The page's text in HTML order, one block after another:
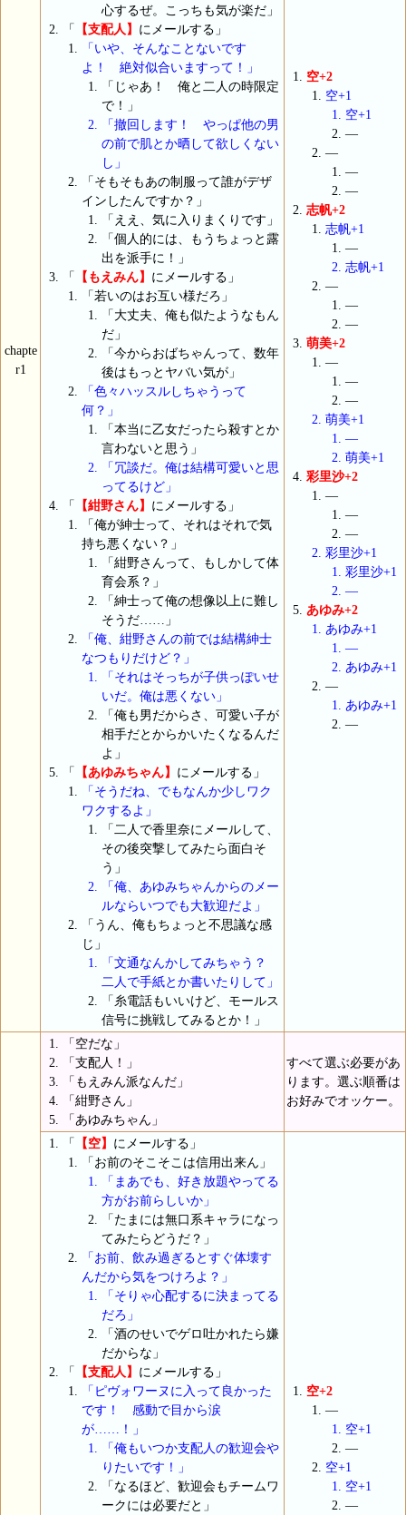
chapte
r1
心するぜ。こっちも気が楽だ」
「 【支配人】 にメールする」
「いや、そんなことないです
よ！ 絶対似合いますって！」
「じゃあ！ 俺と二人の時限定
で！」
「撤回します！ やっぱ他の男
の前で肌とか晒して欲しくない
し」
「そもそもあの制服って誰がデザ
インしたんですか？」
「ええ、気に入りまくりです」
「個人的には、もうちょっと露
出を派手に！」
「 【もえみん】 にメールする」
「若いのはお互い様だろ」
「大丈夫、俺も似たようなもん
だ」
「今からおばちゃんって、数年
後はもっとヤバい気が」
「色々ハッスルしちゃうって
何？」
「本当に乙女だったら殺すとか
言わないと思う」
「冗談だ。俺は結構可愛いと思
ってるけど」
「 【紺野さん】 にメールする」
「俺が紳士って、それはそれで気
持ち悪くない？」
「紺野さんって、もしかして体
育会系？」
「紳士って俺の想像以上に難し
そうだ……」
「俺、紺野さんの前では結構紳士
なつもりだけど？」
「それはそっちが子供っぽいせ
いだ。俺は悪くない」
「俺も男だからさ、可愛い子が
相手だとからかいたくなるんだ
よ」
「 【あゆみちゃん】 にメールする」
「そうだね、でもなんか少しワク
ワクするよ」
「二人で香里奈にメールして、
その後突撃してみたら面白そ
う」
「俺、あゆみちゃんからのメー
ルならいつでも大歓迎だよ」
「うん、俺もちょっと不思議な感
じ」
「文通なんかしてみちゃう？
二人で手紙とか書いたりして」
「糸電話もいいけど、モールス
信号に挑戦してみるとか！」
空+2
空+1
空+1
―
―
―
―
志帆+2
志帆+1
―
志帆+1
―
―
―
萌美+2
―
―
―
萌美+1
―
萌美+1
彩里沙+2
―
―
―
彩里沙+1
彩里沙+1
―
あゆみ+2
あゆみ+1
―
あゆみ+1
―
あゆみ+1
―
「空だな」
「支配人！」
「もえみん派なんだ」
「紺野さん」
「あゆみちゃん」
すべて選ぶ必要があ
ります。選ぶ順番は
お好みでオッケー。
「 【空】 にメールする」
「お前のそこそこは信用出来ん」
「まあでも、好き放題やってる
方がお前らしいか」
「たまには無口系キャラになっ
てみたらどうだ？」
「お前、飲み過ぎるとすぐ体壊す
んだから気をつけろよ？」
「そりゃ心配するに決まってる
だろ」
「酒のせいでゲロ吐かれたら嫌
だからな」
「 【支配人】 にメールする」
「ピヴォワーヌに入って良かった
です！ 感動で目から涙
が……！」
「俺もいつか支配人の歓迎会や
りたいです！」
「なるほど、歓迎会もチームワ
ークには必要だと」
空+2
―
空+1
―
空+1
空+1
―